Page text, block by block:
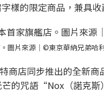
樣的限定商品，兼具收
圖片來源｜©東京華納兄弟哈